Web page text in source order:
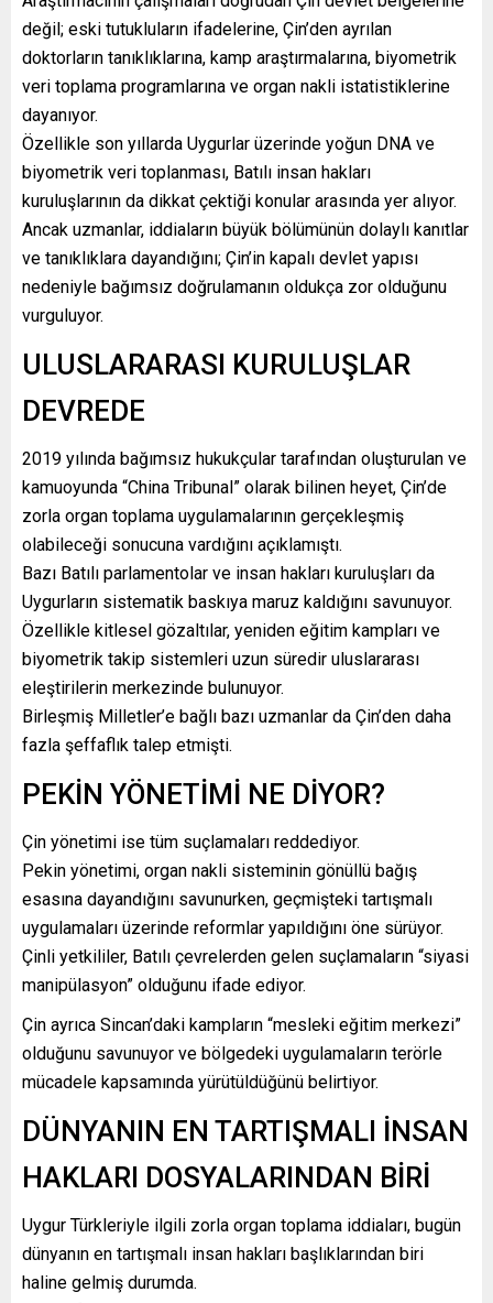
değil; eski tutukluların ifadelerine, Çin’den ayrılan
doktorların tanıklıklarına, kamp araştırmalarına, biyometrik
veri toplama programlarına ve organ nakli istatistiklerine
dayanıyor.
Özellikle son yıllarda Uygurlar üzerinde yoğun DNA ve
biyometrik veri toplanması, Batılı insan hakları
kuruluşlarının da dikkat çektiği konular arasında yer alıyor.
Ancak uzmanlar, iddiaların büyük bölümünün dolaylı kanıtlar
ve tanıklıklara dayandığını; Çin’in kapalı devlet yapısı
nedeniyle bağımsız doğrulamanın oldukça zor olduğunu
vurguluyor.
ULUSLARARASI KURULUŞLAR
DEVREDE
2019 yılında bağımsız hukukçular tarafından oluşturulan ve
kamuoyunda “China Tribunal” olarak bilinen heyet, Çin’de
zorla organ toplama uygulamalarının gerçekleşmiş
olabileceği sonucuna vardığını açıklamıştı.
Bazı Batılı parlamentolar ve insan hakları kuruluşları da
Uygurların sistematik baskıya maruz kaldığını savunuyor.
Özellikle kitlesel gözaltılar, yeniden eğitim kampları ve
biyometrik takip sistemleri uzun süredir uluslararası
eleştirilerin merkezinde bulunuyor.
Birleşmiş Milletler’e bağlı bazı uzmanlar da Çin’den daha
fazla şeffaflık talep etmişti.
PEKİN YÖNETİMİ NE DİYOR?
Çin yönetimi ise tüm suçlamaları reddediyor.
Pekin yönetimi, organ nakli sisteminin gönüllü bağış
esasına dayandığını savunurken, geçmişteki tartışmalı
uygulamaları üzerinde reformlar yapıldığını öne sürüyor.
Çinli yetkililer, Batılı çevrelerden gelen suçlamaların “siyasi
manipülasyon” olduğunu ifade ediyor.
Çin ayrıca Sincan’daki kampların “mesleki eğitim merkezi”
olduğunu savunuyor ve bölgedeki uygulamaların terörle
mücadele kapsamında yürütüldüğünü belirtiyor.
DÜNYANIN EN TARTIŞMALI İNSAN
HAKLARI DOSYALARINDAN BİRİ
Uygur Türkleriyle ilgili zorla organ toplama iddiaları, bugün
dünyanın en tartışmalı insan hakları başlıklarından biri
haline gelmiş durumda.